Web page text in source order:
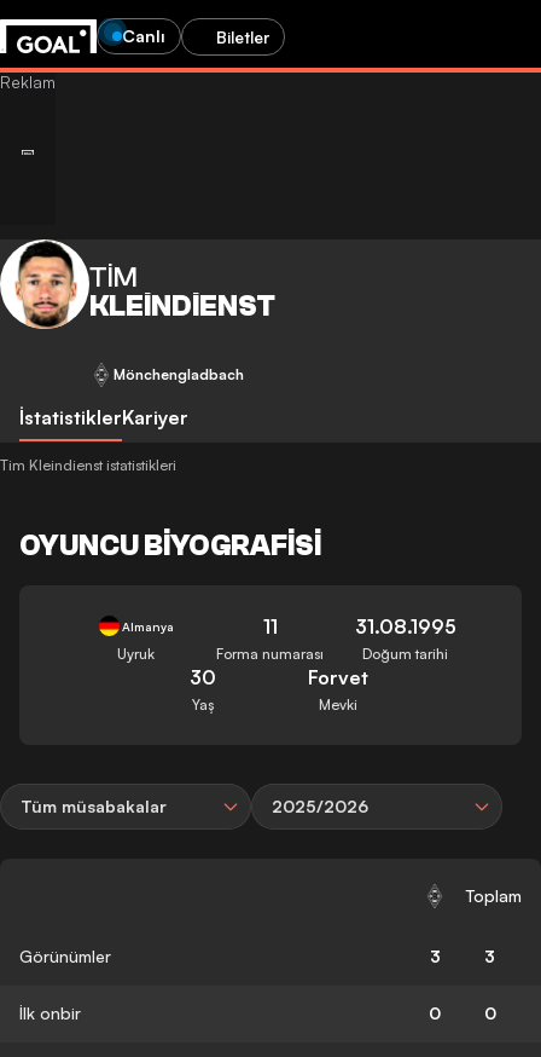
Canlı Biletler
TIM
KLEINDIENST
Mönchengladbach
İstatistiklerKariyer
Tim Kleindienst istatistikleri
OYUNCU BIYOGRAFISI
Almanya
Uyruk
11
Forma numarası
31.08.1995
Doğum tarihi
30
Yaş
Forvet
Mevki
Tüm müsabakalar 2025/2026
Toplam
Görünümler 3 3
İlk onbir 0 0